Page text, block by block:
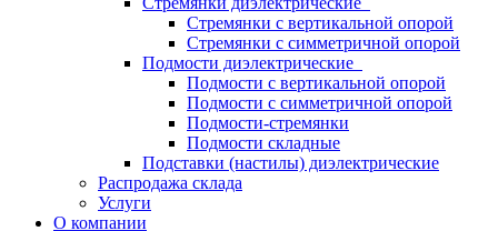
Стремянки с вертикальной опорой
Стремянки с симметричной опорой
Подмости диэлектрические
Подмости с вертикальной опорой
Подмости с симметричной опорой
Подмости-стремянки
Подмости складные
Подставки (настилы) диэлектрические
Распродажа склада
Услуги
О компании